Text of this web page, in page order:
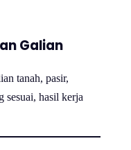
Galian
tanah, pasir,
sesuai, hasil kerja